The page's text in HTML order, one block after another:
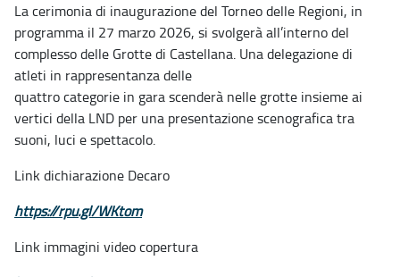
La cerimonia di inaugurazione del Torneo delle Regioni, in
programma il 27 marzo 2026, si svolgerà all’interno del
complesso delle Grotte di Castellana. Una delegazione di
atleti in rappresentanza delle
quattro categorie in gara scenderà nelle grotte insieme ai
vertici della LND per una presentazione scenografica tra
suoni, luci e spettacolo.
Link dichiarazione Decaro
https://rpu.gl/WKtom
Link immagini video copertura